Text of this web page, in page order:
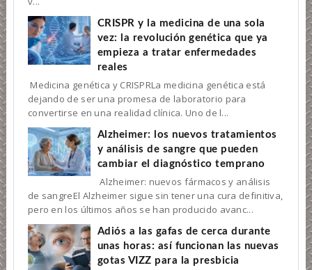
CRISPR y la medicina de una sola
vez: la revolución genética que ya
empieza a tratar enfermedades
reales
Medicina genética y CRISPRLa medicina genética está
dejando de ser una promesa de laboratorio para
convertirse en una realidad clínica. Uno de l...
Alzheimer: los nuevos tratamientos
y análisis de sangre que pueden
cambiar el diagnóstico temprano
Alzheimer: nuevos fármacos y análisis
de sangreEl Alzheimer sigue sin tener una cura definitiva,
pero en los últimos años se han producido avanc...
Adiós a las gafas de cerca durante
unas horas: así funcionan las nuevas
gotas VIZZ para la presbicia